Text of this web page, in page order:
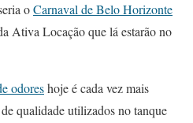
oCarnaval de Belo Horizonte
Ativa Locação que lá estarão no
odoreshoje é cada vez mais
qualidade utilizados no tanque